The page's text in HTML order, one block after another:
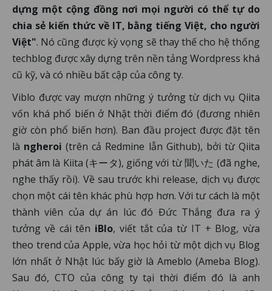
dựng một cộng đồng nơi mọi người có thể tự do
chia sẻ kiến thức về IT, bằng tiếng Việt, cho người
Việt". Nó cũng được kỳ vọng sẽ thay thế cho hệ thống
techblog được xây dựng trên nền tảng Wordpress khá
cũ kỹ, và có nhiều bất cập của công ty.
Viblo được vay mượn những ý tưởng từ dịch vụ Qiita
vốn khá phổ biến ở Nhật thời điểm đó (đương nhiên
giờ còn phổ biến hơn). Ban đầu project được đặt tên
là ngheroi (trên cả Redmine lẫn Github), bởi từ Qiita
phát âm là Kiita (キータ), giống với từ 聞いた (đã nghe,
nghe thấy rồi). Về sau trước khi release, dịch vụ được
chọn một cái tên khác phù hợp hơn. Với tư cách là một
thành viên của dự án lúc đó Đức Thắng đưa ra ý
tưởng về cái tên iBlo, viết tắt của từ IT + Blog, vừa
theo trend của Apple, vừa học hỏi từ một dịch vụ Blog
lớn nhất ở Nhật lúc bấy giờ là Ameblo (Ameba Blog).
Sau đó, CTO của công ty tại thời điểm đó là anh